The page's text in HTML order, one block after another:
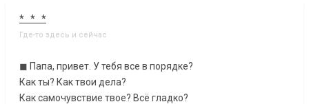
* * *
Где-то здесь и сейчас
◼ Папа, привет. У тебя все в порядке?
Как ты? Как твои дела?
Как самочувствие твое? Всё гладко?